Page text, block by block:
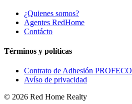
¿Quienes somos?
Agentes RedHome
Contácto
Términos y políticas
Contrato de Adhesión PROFECO
Avíso de privacidad
© 2026 Red Home Realty